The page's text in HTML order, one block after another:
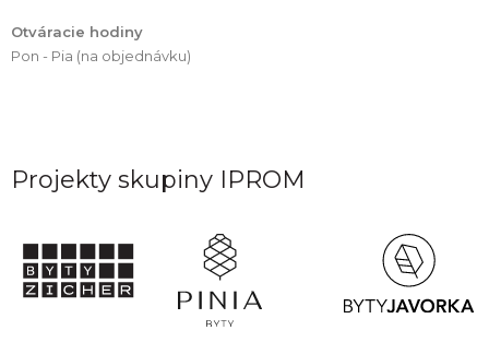
Otváracie hodiny
Pon - Pia (na objednávku)
Projekty skupiny IPROM